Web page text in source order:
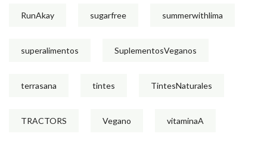
RunAkay sugarfree summerwithlima
superalimentos SuplementosVeganos
terrasana tintes TintesNaturales
TRACTORS Vegano vitaminaA